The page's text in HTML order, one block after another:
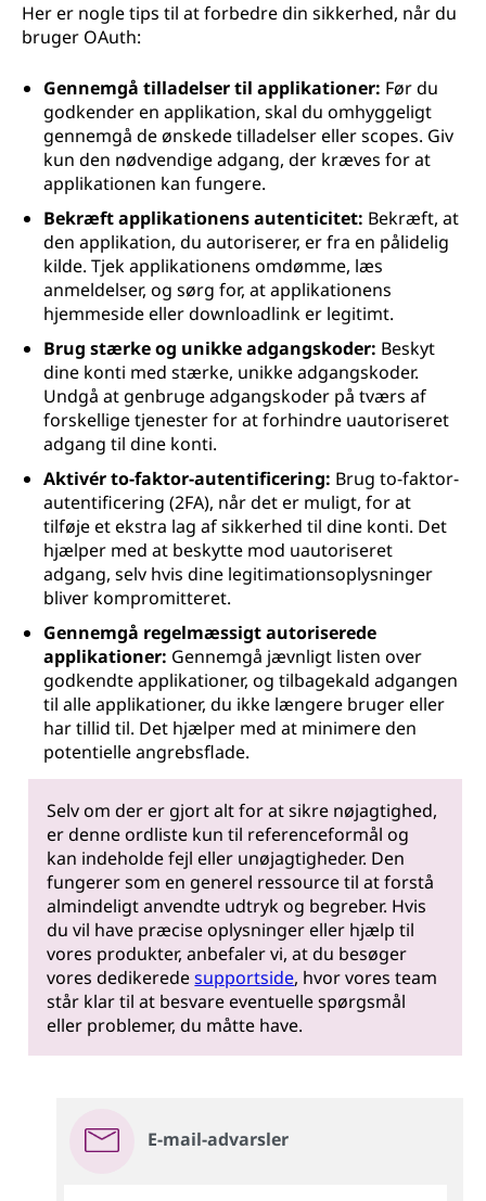
Her er nogle tips til at forbedre din sikkerhed, når du
bruger OAuth:
Gennemgå tilladelser til applikationer: Før du
godkender en applikation, skal du omhyggeligt
gennemgå de ønskede tilladelser eller scopes. Giv
kun den nødvendige adgang, der kræves for at
applikationen kan fungere.
Bekræft applikationens autenticitet: Bekræft, at
den applikation, du autoriserer, er fra en pålidelig
kilde. Tjek applikationens omdømme, læs
anmeldelser, og sørg for, at applikationens
hjemmeside eller downloadlink er legitimt.
Brug stærke og unikke adgangskoder: Beskyt
dine konti med stærke, unikke adgangskoder.
Undgå at genbruge adgangskoder på tværs af
forskellige tjenester for at forhindre uautoriseret
adgang til dine konti.
Aktivér to-faktor-autentificering: Brug to-faktor-
autentificering (2FA), når det er muligt, for at
tilføje et ekstra lag af sikkerhed til dine konti. Det
hjælper med at beskytte mod uautoriseret
adgang, selv hvis dine legitimationsoplysninger
bliver kompromitteret.
Gennemgå regelmæssigt autoriserede
applikationer: Gennemgå jævnligt listen over
godkendte applikationer, og tilbagekald adgangen
til alle applikationer, du ikke længere bruger eller
har tillid til. Det hjælper med at minimere den
potentielle angrebsflade.
Selv om der er gjort alt for at sikre nøjagtighed,
er denne ordliste kun til referenceformål og
kan indeholde fejl eller unøjagtigheder. Den
fungerer som en generel ressource til at forstå
almindeligt anvendte udtryk og begreber. Hvis
du vil have præcise oplysninger eller hjælp til
vores produkter, anbefaler vi, at du besøger
vores dedikeredesupportside, hvor vores team
står klar til at besvare eventuelle spørgsmål
eller problemer, du måtte have.
E-mail-advarsler